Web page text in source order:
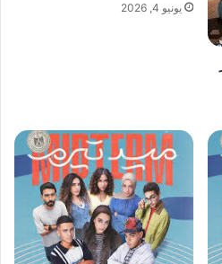
يونيو 4, 2026